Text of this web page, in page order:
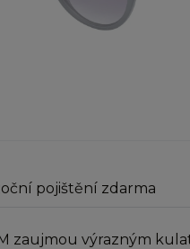
pojištění zdarma
zaujmou výrazným